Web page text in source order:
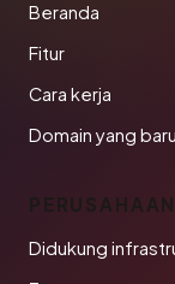
Beranda
Fitur
Cara kerja
Domain yang
PERUSAHAAN
Didukung